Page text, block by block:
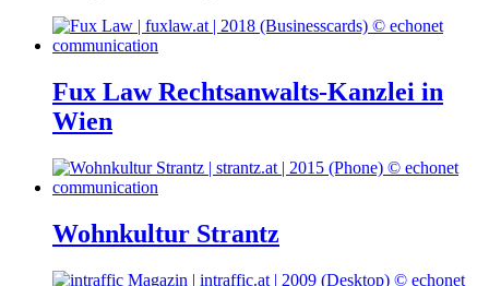
Fux Law Rechtsanwalts-Kanzlei in
Wien
Wohnkultur Strantz